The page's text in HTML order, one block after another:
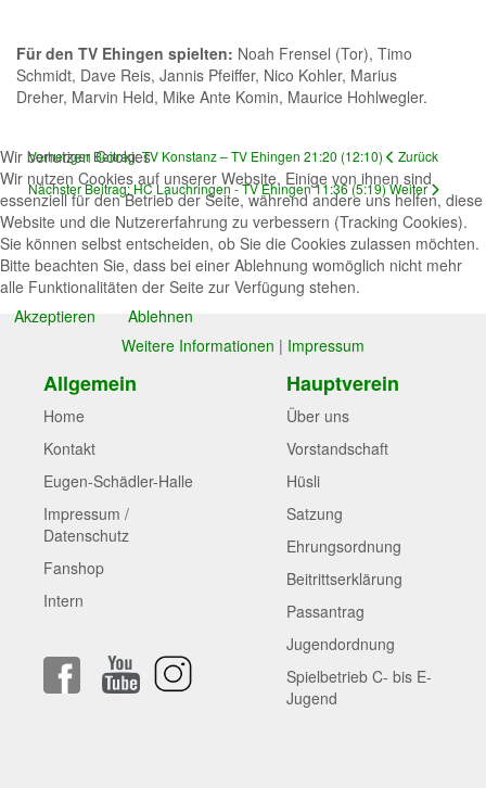
Für den TV Ehingen spielten: Noah Frensel (Tor), Timo
Schmidt, Dave Reis, Jannis Pfeiffer, Nico Kohler, Marius
Dreher, Marvin Held, Mike Ante Komin, Maurice Hohlwegler.
Vorheriger Beitrag: TV Konstanz – TV Ehingen 21:20 (12:10)
Zurück
Nächster Beitrag: HC Lauchringen - TV Ehingen 11:36 (5:19)Weiter
Allgemein
Home
Kontakt
Eugen-Schädler-Halle
Impressum /
Datenschutz
Fanshop
Intern
Hauptverein
Über uns
Vorstandschaft
Hüsli
Satzung
Ehrungsordnung
Beitrittserklärung
Passantrag
Jugendordnung
Spielbetrieb C- bis E-
Jugend
Wir benutzen Cookies
Wir nutzen Cookies auf unserer Website. Einige von ihnen sind
essenziell für den Betrieb der Seite, während andere uns helfen, diese
Website und die Nutzererfahrung zu verbessern (Tracking Cookies).
Sie können selbst entscheiden, ob Sie die Cookies zulassen möchten.
Bitte beachten Sie, dass bei einer Ablehnung womöglich nicht mehr
alle Funktionalitäten der Seite zur Verfügung stehen.
Akzeptieren
Ablehnen
Weitere Informationen | Impressum